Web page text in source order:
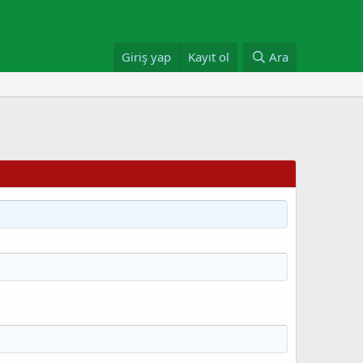
Giriş yap Kayıt ol Ara